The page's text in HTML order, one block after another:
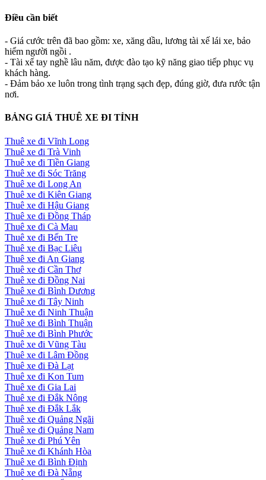
Điều cần biết
- Giá cước trên đã bao gồm: xe, xăng dầu, lương tài xế lái xe, bảo
hiểm người ngồi .
- Tài xế tay nghề lâu năm, được đào tạo kỹ năng giao tiếp phục vụ
khách hàng.
- Đảm bảo xe luôn trong tình trạng sạch đẹp, đúng giờ, đưa rước tận
nơi.
BẢNG GIÁ THUÊ XE ĐI TỈNH
Thuê xe đi Vĩnh Long
Thuê xe đi Trà Vinh
Thuê xe đi Tiền Giang
Thuê xe đi Sóc Trăng
Thuê xe đi Long An
Thuê xe đi Kiên Giang
Thuê xe đi Hậu Giang
Thuê xe đi Đồng Tháp
Thuê xe đi Cà Mau
Thuê xe đi Bến Tre
Thuê xe đi Bạc Liêu
Thuê xe đi An Giang
Thuê xe đi Cần Thơ
Thuê xe đi Đồng Nai
Thuê xe đi Bình Dương
Thuê xe đi Tây Ninh
Thuê xe đi Ninh Thuận
Thuê xe đi Bình Thuận
Thuê xe đi Bình Phước
Thuê xe đi Vũng Tàu
Thuê xe đi Lâm Đồng
Thuê xe đi Đà Lạt
Thuê xe đi Kon Tum
Thuê xe đi Gia Lai
Thuê xe đi Đắk Nông
Thuê xe đi Đắk Lắk
Thuê xe đi Quảng Ngãi
Thuê xe đi Quảng Nam
Thuê xe đi Phú Yên
Thuê xe đi Khánh Hòa
Thuê xe đi Bình Định
Thuê xe đi Đà Nẵng